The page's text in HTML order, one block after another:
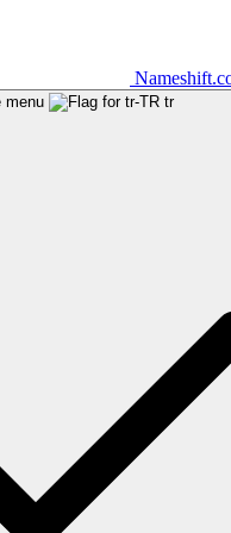
menu tr